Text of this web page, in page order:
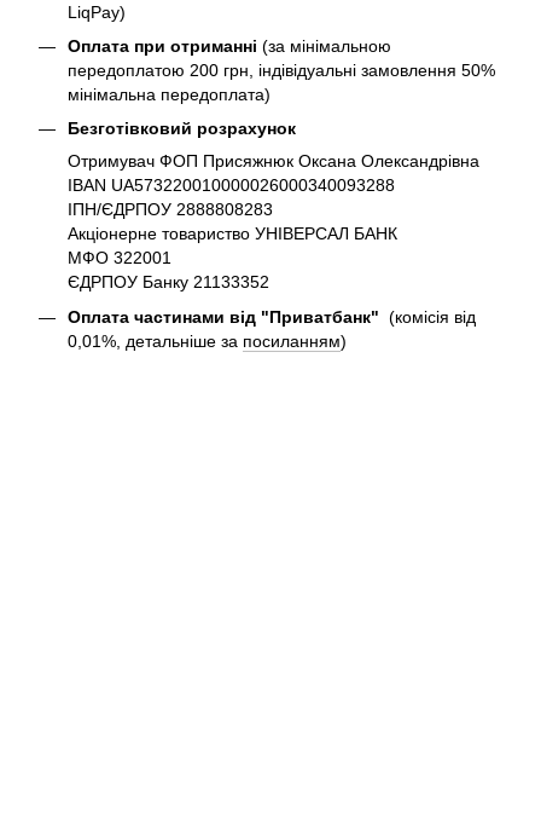
LiqPay)
Оплата при отриманні (за мінімальною
передоплатою 200 грн, індівідуальні замовлення 50%
мінімальна передоплата)
Безготівковий розрахунок
Отримувач ФОП Присяжнюк Оксана Олександрівна
IBAN UA573220010000026000340093288
ІПН/ЄДРПОУ 2888808283
Акціонерне товариство УНІВЕРСАЛ БАНК
МФО 322001
ЄДРПОУ Банку 21133352
Оплата частинами від "Приватбанк" (комісія від
0,01%, детальніше за посиланням)